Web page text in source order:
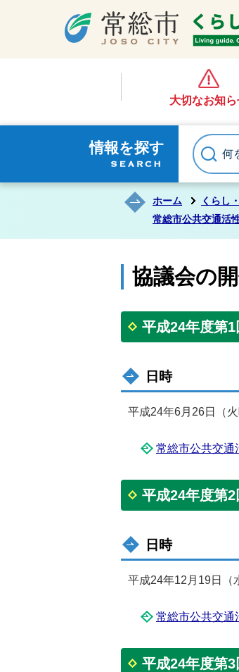
大切なお知ら
情報を探す
ホーム くらし
常総市公共交通活
協議会の
平成24年度第
日時
平成24年6月26日（
常総市公共交通
平成24年度第
日時
平成24年12月19日（
常総市公共交通
平成24年度第